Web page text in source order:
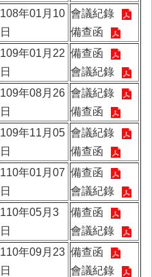
108年01月10
日
會議紀錄
備查函
109年01月22
日
備查函
會議紀錄
109年08月26
日
會議紀錄
備查函
109年11月05
日
會議紀錄
備查函
110年01月07
日
備查函
會議紀錄
110年05月3
日
備查函
會議紀錄
110年09月23
日
備查函
會議紀錄